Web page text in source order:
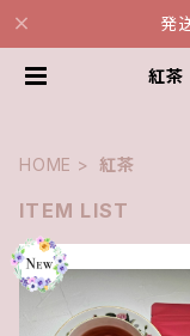
発
紅
HOME 紅茶
ITEM LIST